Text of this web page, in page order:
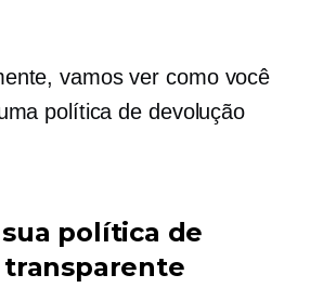
vamos ver como você
política de devolução
política de